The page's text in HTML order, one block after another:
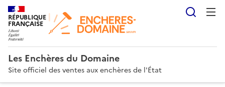
RÉPUBLIQUE
FRANÇAISE
Les Enchères du Domaine
Site officiel des ventes aux enchères de l'État